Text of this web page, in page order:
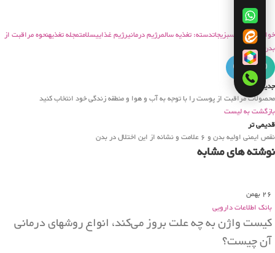
خواص میوه و سبزیجاتدسته: تغذیه سالمرژیم درمانیرژیم غذاییسلامتمجله تغذیهنحوه مراقبت از
بدن
جدیدتر
محصولات مراقبت از پوست را با توجه به آب و هوا و منطقه زندگی خود انتخاب کنید
بازگشت به لیست
قدیمی تر
نقص ایمنی اولیه بدن و ۶ علامت و نشانه از این اختلال در بدن
نوشته های مشابه
26بهمن
بانک اطلاعات دارویی
کیست واژن به چه علت بروز می‌کند، انواع روشهای درمانی
آن چیست؟